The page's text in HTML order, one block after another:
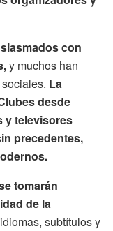
con
y muchos han
La
desde
y televisores
precedentes,
tomarán
de la
subtítulos y